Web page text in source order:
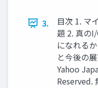
3.
目次 1. マ
題 2. 真の
になれる
と今後の
Yahoo
Reserved.